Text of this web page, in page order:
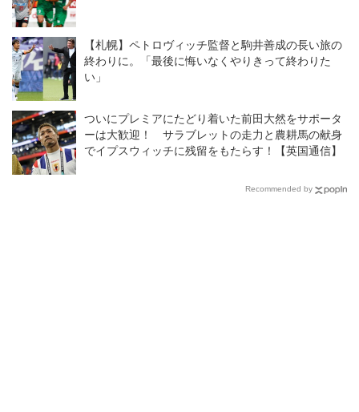
【札幌】ペトロヴィッチ監督と駒井善成の長い旅の
終わりに。「最後に悔いなくやりきって終わりた
い」
ついにプレミアにたどり着いた前田大然をサポータ
ーは大歓迎！ サラブレットの走力と農耕馬の献身
でイプスウィッチに残留をもたらす！【英国通信】
Recommended by